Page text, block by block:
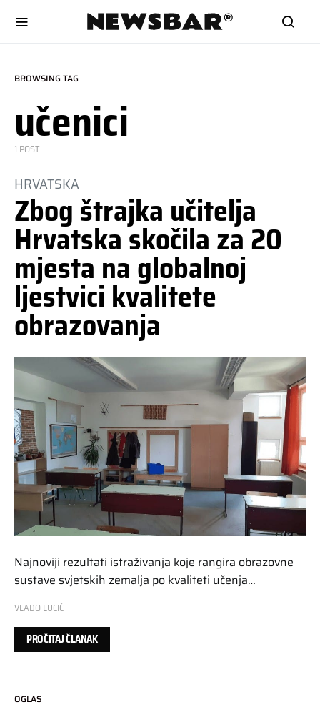
BROWSING TAG
učenici
1 POST
HRVATSKA
Zbog štrajka učitelja
Hrvatska skočila za 20
mjesta na globalnoj
ljestvici kvalitete
obrazovanja
Najnoviji rezultati istraživanja koje rangira obrazovne
sustave svjetskih zemalja po kvaliteti učenja…
VLADO LUCIĆ
PROČITAJ ČLANAK
OGLAS